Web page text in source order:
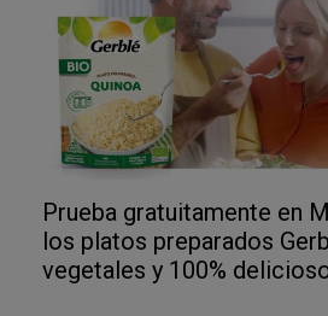
Prueba gratuitamente en
los platos preparados
vegetales y 100%